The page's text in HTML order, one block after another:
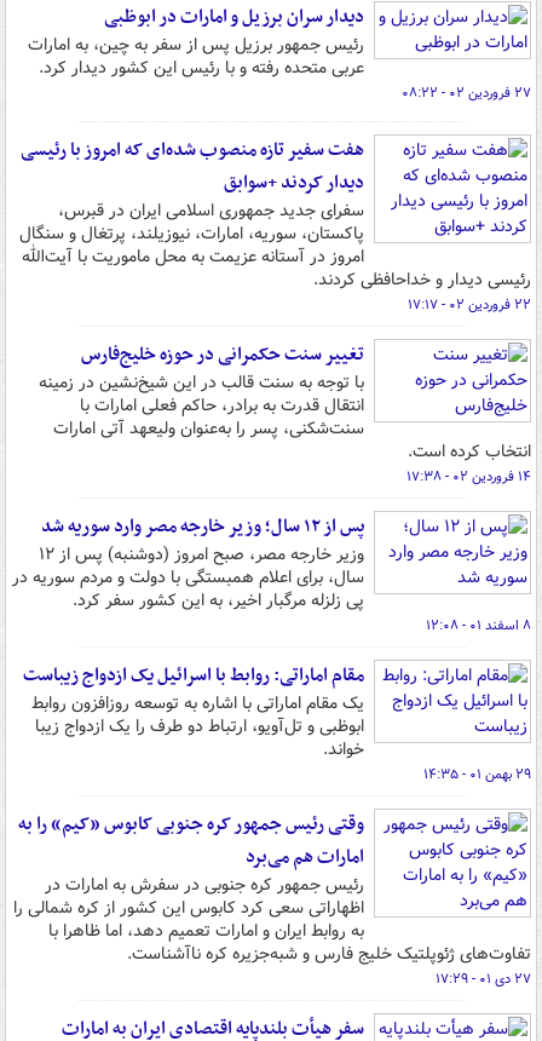
دیدار سران برزیل و امارات در ابوظبی
رئیس جمهور برزیل پس از سفر به چین، به امارات
عربی متحده رفته و با رئیس این کشور دیدار کرد.
۲۷ فروردین ۰۲ - ۰۸:۲۲
هفت سفیر تازه منصوب شده‌ای که امروز با رئیسی
دیدار کردند +سوابق
سفرای جدید جمهوری اسلامی ایران در قبرس،
پاکستان، سوریه، امارات، نیوزیلند، پرتغال و سنگال
امروز در آستانه عزیمت به محل ماموریت با آیت‌الله
رئیسی دیدار و خداحافظی کردند.
۲۲ فروردین ۰۲ - ۱۷:۱۷
تغییر سنت حکمرانی در حوزه خلیج‌فارس
با توجه به سنت قالب در این شیخ‌نشین در زمینه
انتقال قدرت به برادر، حاکم فعلی امارات با
سنت‌شکنی، پسر را به‌عنوان ولیعهد آتی امارات
انتخاب کرده است.
۱۴ فروردین ۰۲ - ۱۷:۳۸
پس از ۱۲ سال؛ وزیر خارجه مصر وارد سوریه شد
وزیر خارجه مصر، صبح امروز (دوشنبه) پس از ۱۲
سال، برای اعلام همبستگی با دولت و مردم سوریه در
پی زلزله مرگبار اخیر، به این کشور سفر کرد.
۸ اسفند ۰۱ - ۱۲:۰۸
مقام اماراتی: روابط با اسرائیل یک ازدواج زیباست
یک مقام اماراتی با اشاره به توسعه روزافزون روابط
ابوظبی و تل‌آویو، ارتباط دو طرف را یک ازدواج زیبا
خواند.
۲۹ بهمن ۰۱ - ۱۴:۳۵
وقتی رئیس جمهور کره جنوبی کابوس «کیم» را به
امارات هم می‌برد
رئیس جمهور کره جنوبی در سفرش به امارات در
اظهاراتی سعی کرد کابوس این کشور از کره شمالی را
به روابط ایران و امارات تعمیم دهد، اما ظاهرا با
تفاوت‌های ژئوپلتیک خلیج فارس و شبه‌جزیره کره ناآشناست.
۲۷ دی ۰۱ - ۱۷:۲۹
سفر هیأت بلندپایه اقتصادی ایران به امارات